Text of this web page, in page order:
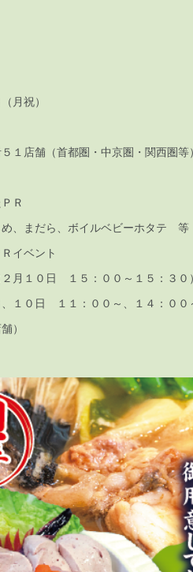
月祝）
店舗（首都圏・中京圏・関西圏等）
Ｒ
、まだら、ボイルベビーホタテ 等
イベント
月１０日 １５：００～１５：３０）
１０日 １１：００～、１４：００
）